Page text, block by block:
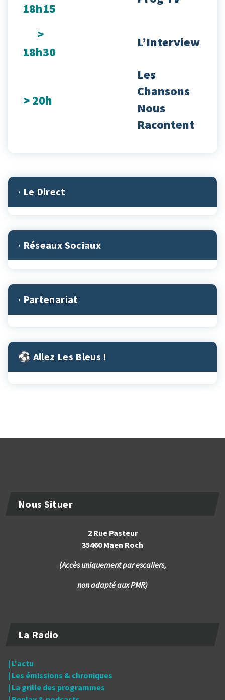
18h15
>
18h30
L’Interview
> 20h
Les
Chansons
Nous
Racontent
· Le Direct
· Réseaux Sociaux
· Partenariat
⚽︎ Allez Les Bleus !
Nous Situer
2 Rue Pasteur
35460 Maen Roch
(Accès uniquement par escaliers,
non adapté aux PMR)
La Radio
| L'actu
| Les émissions & chroniques
| La grille des programmes